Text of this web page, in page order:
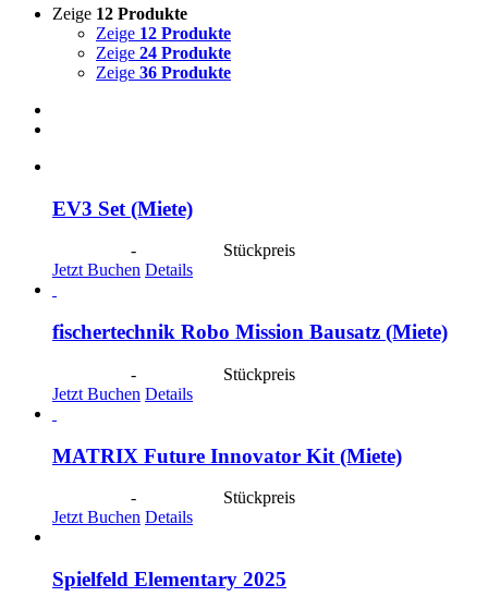
Zeige 12 Produkte
Zeige 12 Produkte
Zeige 24 Produkte
Zeige 36 Produkte
EV3 Set (Miete)
-
Stückpreis
Jetzt Buchen Details
fischertechnik Robo Mission Bausatz (Miete)
-
Stückpreis
Jetzt Buchen Details
MATRIX Future Innovator Kit (Miete)
-
Stückpreis
Jetzt Buchen Details
Spielfeld Elementary 2025